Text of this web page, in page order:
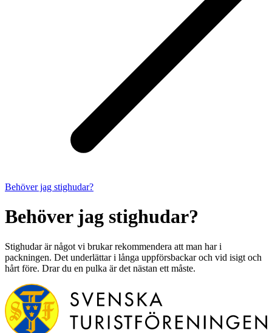
Behöver jag stighudar?
Behöver jag stighudar?
Stighudar är något vi brukar rekommendera att man har i
packningen. Det underlättar i långa uppförsbackar och vid isigt och
hårt före. Drar du en pulka är det nästan ett måste.